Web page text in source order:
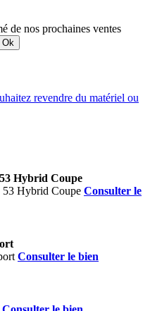
de nos prochaines ventes
Ok
Hybrid Coupe
Consulter le
Consulter le bien